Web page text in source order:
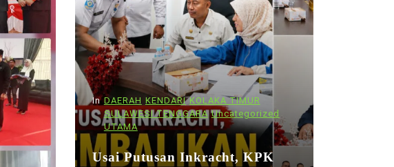
In DAERAH KENDARI KOLAKA TIMUR
SULAWESI TENGGARA Uncategorized
UTAMA
Usai Putusan Inkracht, KPK